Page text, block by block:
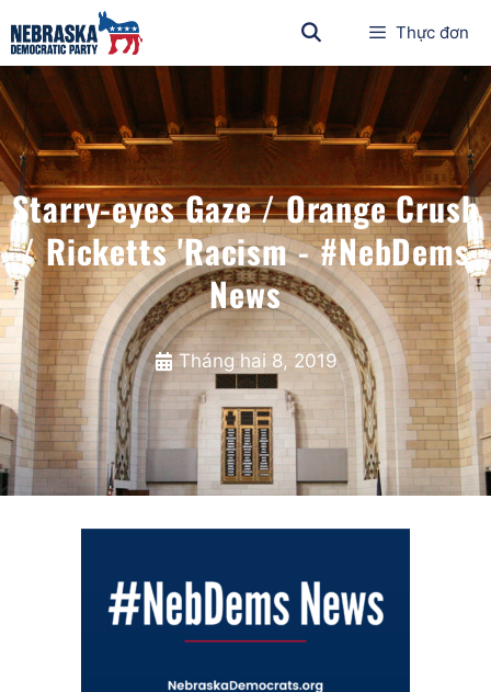
Thực đơn
Starry-eyes Gaze / Orange Crush
/ Ricketts 'Racism - #NebDems
News
Tháng hai 8, 2019